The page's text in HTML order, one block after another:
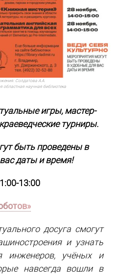
Солдатова А.А.
областная научная библиотека
игры, мастер-
турниры.
быть проведены в
даты и время!
13:00
досуга смогут
и узнать
инженеров, учёных и
навсегда вошли в